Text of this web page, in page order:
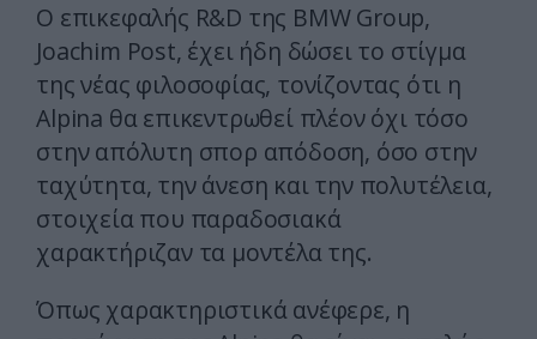
Ο επικεφαλής R&D της BMW Group,
Joachim Post, έχει ήδη δώσει το στίγμα
της νέας φιλοσοφίας, τονίζοντας ότι η
Alpina θα επικεντρωθεί πλέον όχι τόσο
στην απόλυτη σπορ απόδοση, όσο στην
ταχύτητα, την άνεση και την πολυτέλεια,
στοιχεία που παραδοσιακά
χαρακτήριζαν τα μοντέλα της.
Όπως χαρακτηριστικά ανέφερε, η